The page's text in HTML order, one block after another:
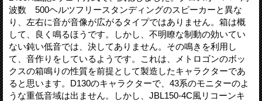
波数 500ヘルツフリースタンディングのスピーカーと異な
り、左右に音が音像が広がるタイプではありません。箱は概
して、良く鳴るほうです。しかし、不明瞭な制動の効いてい
ない鈍い低音では、決してありません。その鳴きを利用し
て、音作りをしているようです。これは、メトロゴンのボッ
クスの箱鳴りの性質を前提として製造したキャラクターであ
ると思います。D130のキャラクターで、43系のモニターのよ
うな重低音域は出ません。しかし、JBL150-4C風リコーンキ